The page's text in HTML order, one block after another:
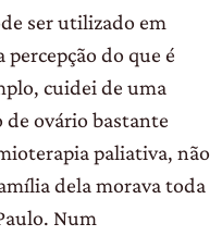
ser utilizado em
do que é
cuidei de uma
ovário bastante
paliativa, não
dela morava toda
Num